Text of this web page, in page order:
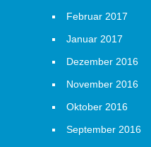
Februar 2017
Januar 2017
Dezember 2016
November 2016
Oktober 2016
September 2016